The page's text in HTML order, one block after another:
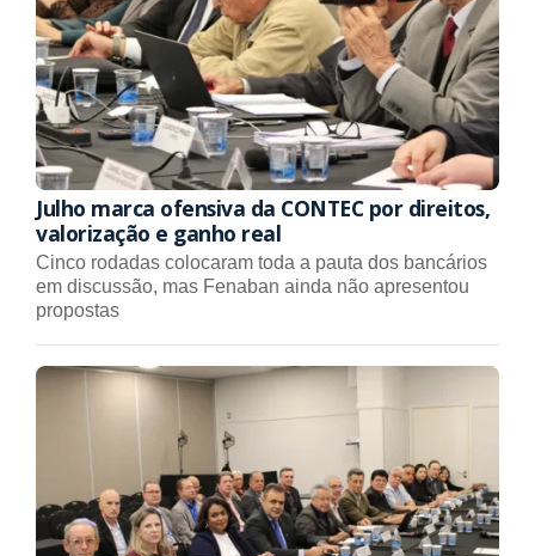
Julho marca ofensiva da CONTEC por direitos,
valorização e ganho real
Cinco rodadas colocaram toda a pauta dos bancários
em discussão, mas Fenaban ainda não apresentou
propostas